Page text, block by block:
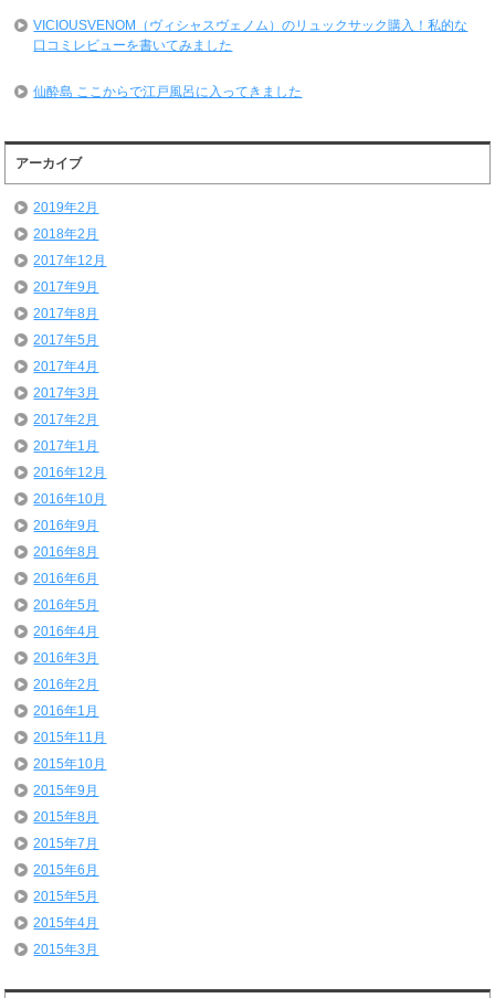
VICIOUSVENOM（ヴィシャスヴェノム）のリュックサック購入！私的な
口コミレビューを書いてみました
仙酔島 ここからで江戸風呂に入ってきました
アーカイブ
2019年2月
2018年2月
2017年12月
2017年9月
2017年8月
2017年5月
2017年4月
2017年3月
2017年2月
2017年1月
2016年12月
2016年10月
2016年9月
2016年8月
2016年6月
2016年5月
2016年4月
2016年3月
2016年2月
2016年1月
2015年11月
2015年10月
2015年9月
2015年8月
2015年7月
2015年6月
2015年5月
2015年4月
2015年3月